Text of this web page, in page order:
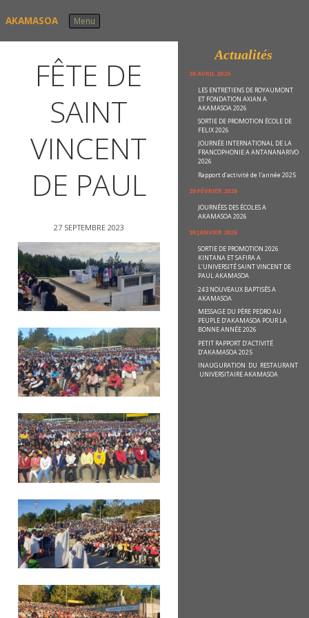
AKAMASOA Menu
FÊTE DE
SAINT
VINCENT
DE PAUL
27 SEPTEMBRE 2023
Actualités
30 AVRIL 2026
LES ENTRETIENS DE ROYAUMONT
ET FONDATION AXIAN A
AKAMASOA 2026
SORTIE DE PROMOTION ÉCOLE DE
FELIX 2026
JOURNÉE INTERNATIONAL DE LA
FRANCOPHONIE A ANTANANARIVO
2026
Rapport d’activité de l’année 2025
20 FÉVRIER 2026
JOURNÉES DES ÉCOLES A
AKAMASOA 2026
30 JANVIER 2026
SORTIE DE PROMOTION 2026
KINTANA ET SAFIRA A
L’UNIVERSITÉ SAINT VINCENT DE
PAUL AKAMASOA
243 NOUVEAUX BAPTISÉS A
AKAMASOA
MESSAGE DU PÈRE PEDRO AU
PEUPLE D’AKAMASOA POUR LA
BONNE ANNÉE 2026
PETIT RAPPORT D’ACTIVITÉ
D’AKAMASOA 2025
INAUGURATION DU RESTAURANT
UNIVERSITAIRE AKAMASOA